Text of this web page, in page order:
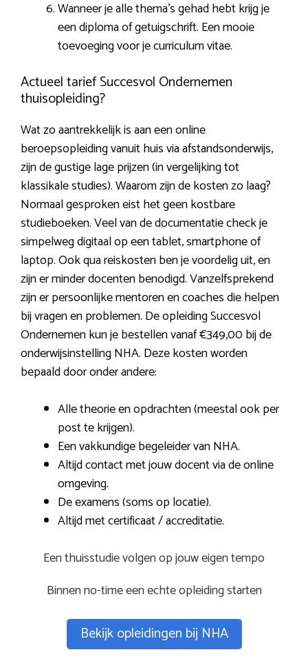
Wanneer je alle thema’s gehad hebt krijg je
een diploma of getuigschrift. Een mooie
toevoeging voor je curriculum vitae.
Actueel tarief Succesvol Ondernemen
thuisopleiding?
Wat zo aantrekkelijk is aan een online
beroepsopleiding vanuit huis via afstandsonderwijs,
zijn de gustige lage prijzen (in vergelijking tot
klassikale studies). Waarom zijn de kosten zo laag?
Normaal gesproken eist het geen kostbare
studieboeken. Veel van de documentatie check je
simpelweg digitaal op een tablet, smartphone of
laptop. Ook qua reiskosten ben je voordelig uit, en
zijn er minder docenten benodigd. Vanzelfsprekend
zijn er persoonlijke mentoren en coaches die helpen
bij vragen en problemen. De opleiding Succesvol
Ondernemen kun je bestellen vanaf €349,00 bij de
onderwijsinstelling NHA. Deze kosten worden
bepaald door onder andere:
Alle theorie en opdrachten (meestal ook per
post te krijgen).
Een vakkundige begeleider van NHA.
Altijd contact met jouw docent via de online
omgeving.
De examens (soms op locatie).
Altijd met certificaat / accreditatie.
Een thuisstudie volgen op jouw eigen tempo
Binnen no-time een echte opleiding starten
Bekijk opleidingen bij NHA